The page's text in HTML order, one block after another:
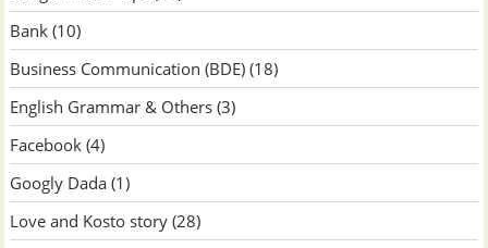
Bank (10)
Business Communication (BDE) (18)
English Grammar & Others (3)
Facebook (4)
Googly Dada (1)
Love and Kosto story (28)